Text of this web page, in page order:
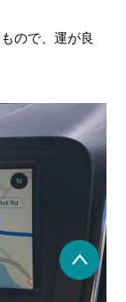
ので、運が良